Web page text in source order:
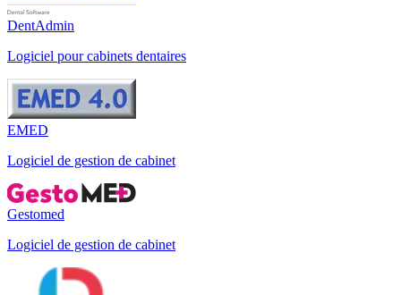
DentAdmin
Logiciel pour cabinets dentaires
EMED
Logiciel de gestion de cabinet
Gestomed
Logiciel de gestion de cabinet